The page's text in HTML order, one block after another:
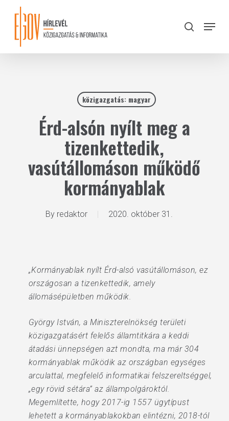
content
search
Menu
közigazgatás: magyar
Érd-alsón nyílt meg a
tizenkettedik,
vasútállomáson működő
kormányablak
By redaktor 2020. október 31.
„Kormányablak nyílt Érd-alsó vasútállomáson, ez
országosan a tizenkettedik, amely
állomásépületben működik.
György István, a Miniszterelnökség területi
közigazgatásért felelős államtitkára a keddi
átadási ünnepségen azt mondta, ma már 304
kormányablak működik az országban egységes
arculattal, megfelelő informatikai felszereltséggel,
„egy rövid sétára” az állampolgároktól.
Megemlítette, hogy 2017-ig 1557 ügytípust
lehetett a kormányablakokban elintézni, 2018-tól
Close